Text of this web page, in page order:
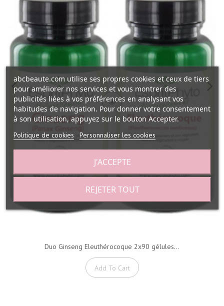
Duo Ginseng Eleuthérocoque 2x90 gélules...
Add To Cart
abcbeaute.com utilise ses propres cookies et ceux de tiers
pour améliorer nos services et vous montrer des
publicités liées à vos préférences en analysant vos
habitudes de navigation. Pour donner votre consentement
à son utilisation, appuyez sur le bouton Accepter.
Politique de cookies Personnaliser les cookies
REJETER TOUT
J'ACCEPTE